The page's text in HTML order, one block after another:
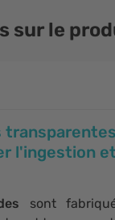
sur le
l'ingestion
sont